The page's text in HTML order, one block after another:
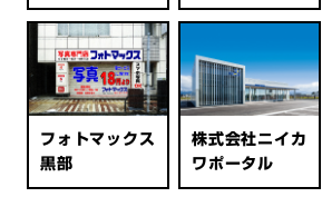
フォトマックス
黒部
株式会社ニイカ
ワポータル